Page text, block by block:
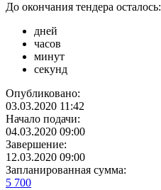
До окончания тендера осталось:
дней
часов
минут
секунд
Опубликовано:
03.03.2020 11:42
Начало подачи:
04.03.2020 09:00
Завершение:
12.03.2020 09:00
Запланированная сумма:
5 700